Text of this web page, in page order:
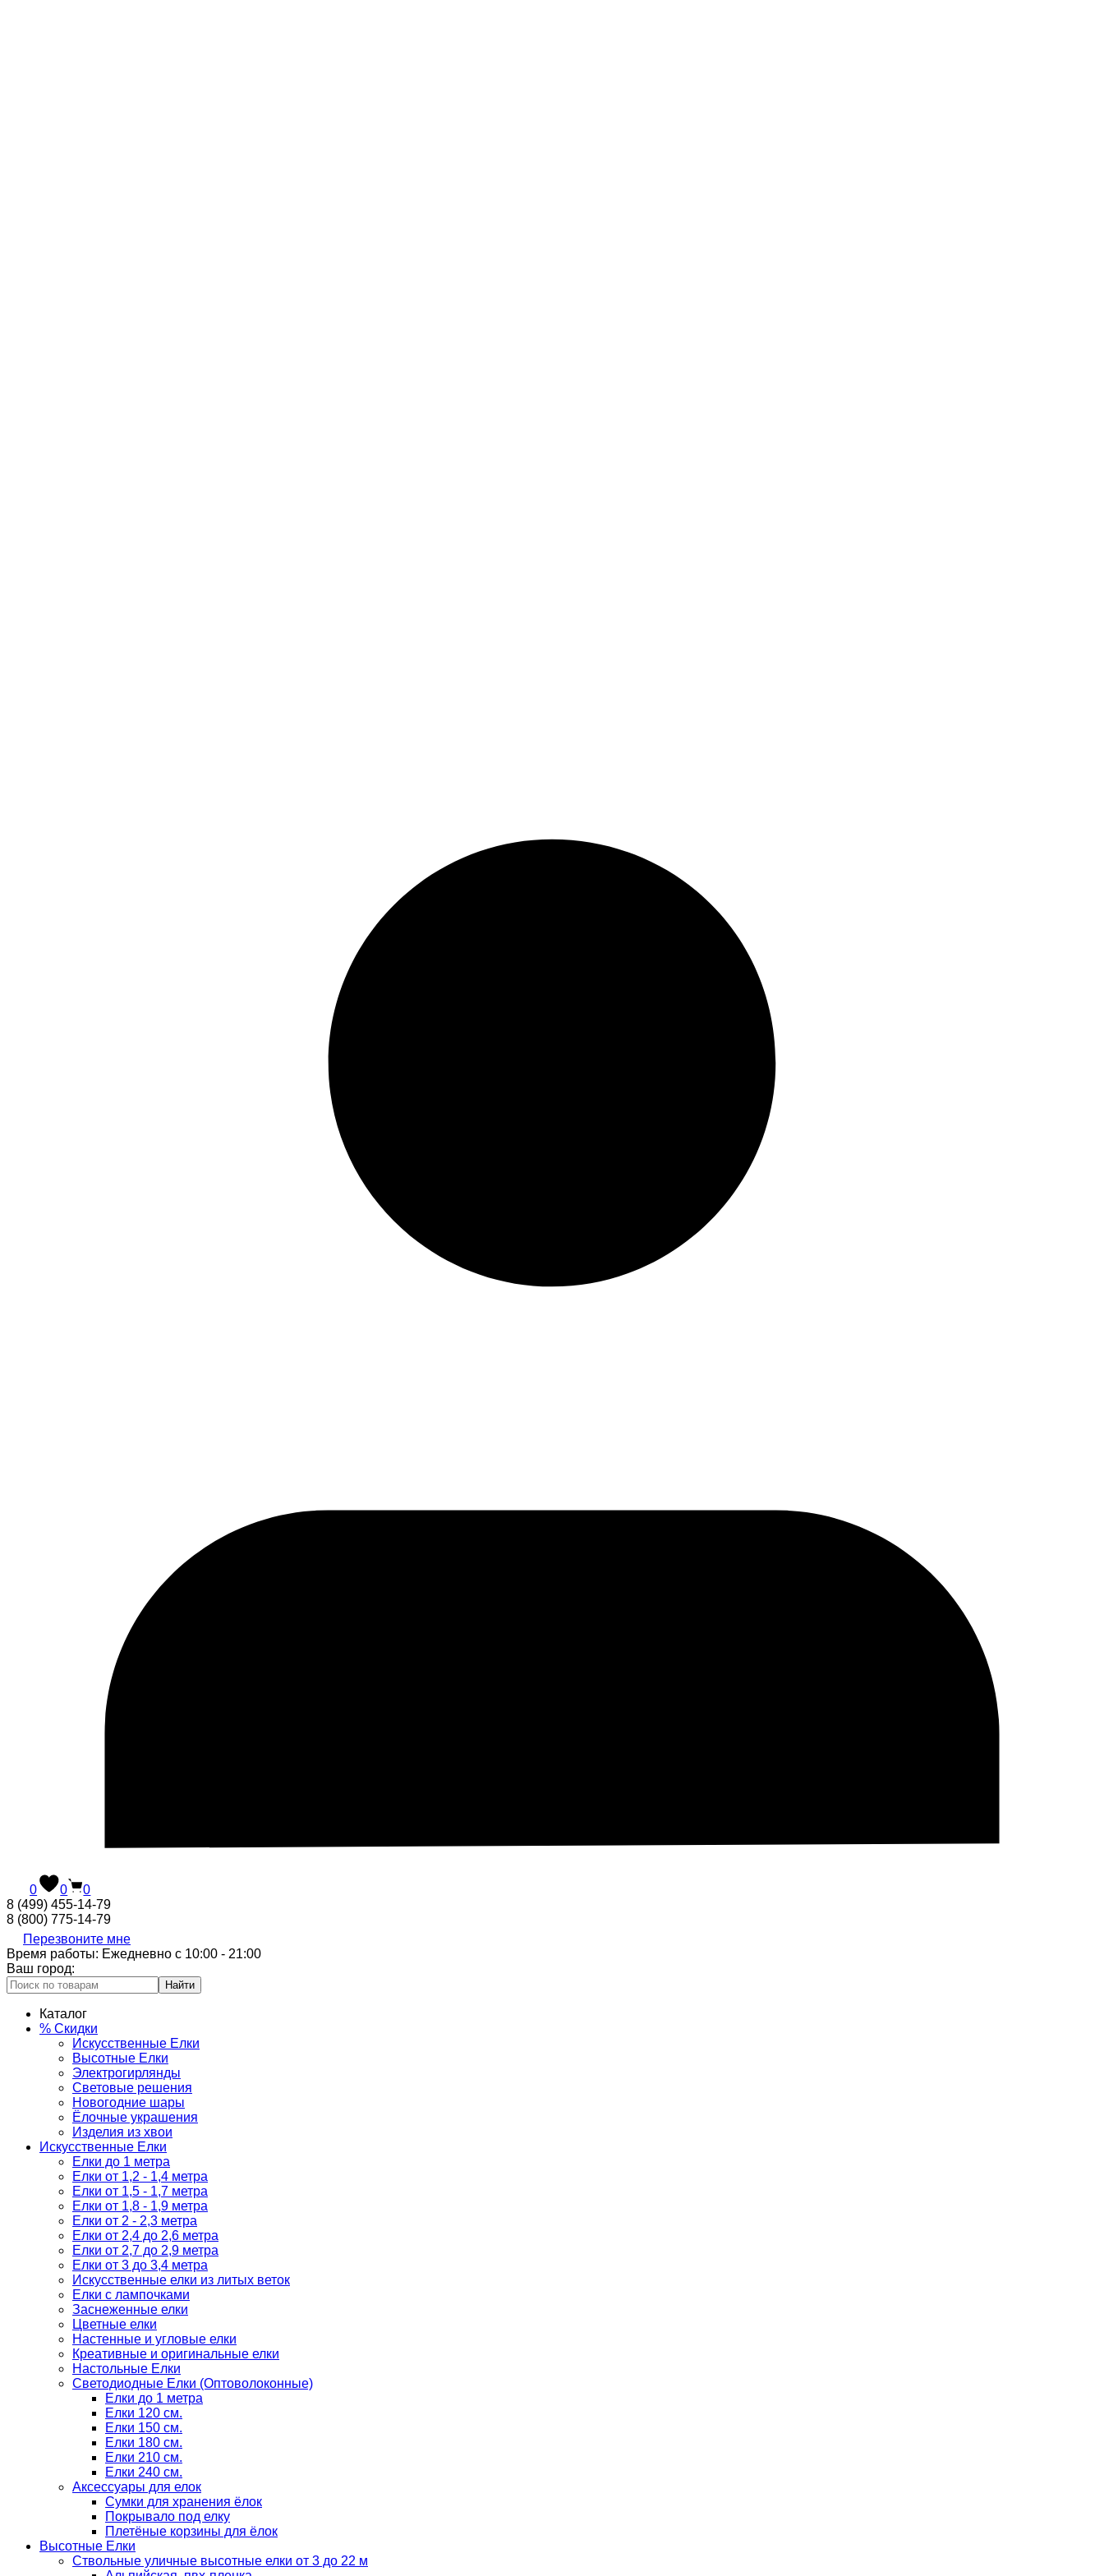
0 0
0
8 (499) 455-14-79
8 (800) 775-14-79
Перезвоните мне
Время работы: Ежедневно с 10:00 - 21:00
Ваш город:
Найти
Каталог
% Скидки
Искусственные Елки
Высотные Елки
Электрогирлянды
Световые решения
Новогодние шары
Ёлочные украшения
Изделия из хвои
Искусственные Елки
Елки до 1 метра
Елки от 1,2 - 1,4 метра
Елки от 1,5 - 1,7 метра
Елки от 1,8 - 1,9 метра
Елки от 2 - 2,3 метра
Елки от 2,4 до 2,6 метра
Елки от 2,7 до 2,9 метра
Елки от 3 до 3,4 метра
Искусственные елки из литых веток
Елки с лампочками
Заснеженные елки
Цветные елки
Настенные и угловые елки
Креативные и оригинальные елки
Настольные Елки
Светодиодные Елки (Оптоволоконные)
Елки до 1 метра
Елки 120 см.
Елки 150 см.
Елки 180 см.
Елки 210 см.
Елки 240 см.
Аксессуары для елок
Сумки для хранения ёлок
Покрывало под елку
Плетёные корзины для ёлок
Высотные Елки
Ствольные уличные высотные елки от 3 до 22 м